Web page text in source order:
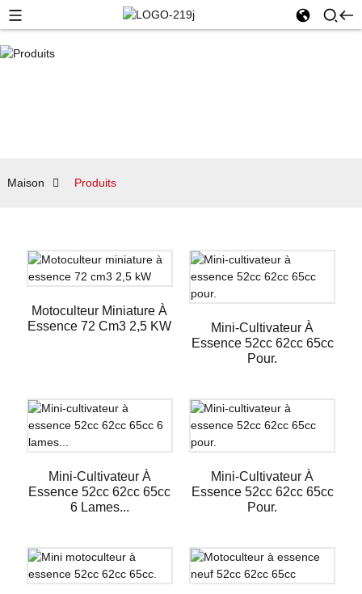
Maison Produits
Motoculteur Miniature À
Essence 72 Cm3 2,5 KW
Mini-Cultivateur À
Essence 52cc 62cc 65cc
Pour.
Mini-Cultivateur À
Essence 52cc 62cc 65cc
6 Lames...
Mini-Cultivateur À
Essence 52cc 62cc 65cc
Pour.